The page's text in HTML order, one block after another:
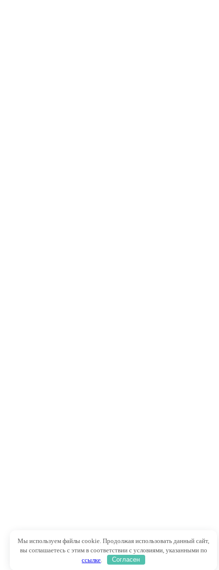
Мы используем файлы cookie. Продолжая использовать данный сайт,
вы соглашаетесь с этим в соответствии с условиями, указанными по
ссылке
Согласен